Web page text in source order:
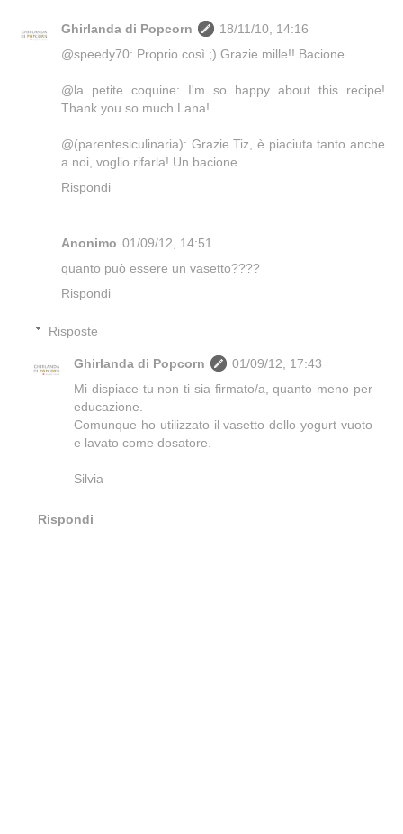
Ghirlanda di Popcorn
18/11/10, 14:16
@speedy70: Proprio così ;) Grazie mille!! Bacione
@la petite coquine: I'm so happy about this recipe!
Thank you so much Lana!
@(parentesiculinaria): Grazie Tiz, è piaciuta tanto anche
a noi, voglio rifarla! Un bacione
Rispondi
Anonimo 01/09/12, 14:51
quanto può essere un vasetto????
Rispondi
Risposte
Ghirlanda di Popcorn
01/09/12, 17:43
Mi dispiace tu non ti sia firmato/a, quanto meno per
educazione.
Comunque ho utilizzato il vasetto dello yogurt vuoto
e lavato come dosatore.
Silvia
Rispondi